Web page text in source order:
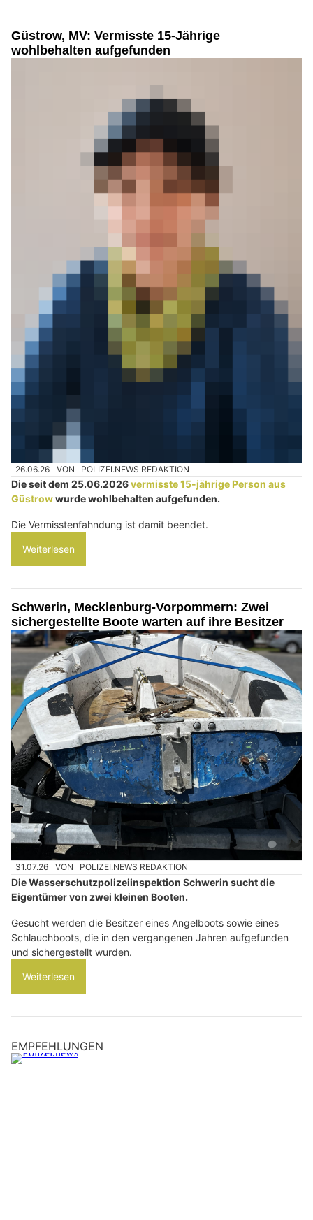
Güstrow, MV: Vermisste 15-Jährige
wohlbehalten aufgefunden
26.06.26 VON POLIZEI.NEWS REDAKTION
Die seit dem 25.06.2026vermisste 15-jährige Person aus
Güstrowwurde wohlbehalten aufgefunden.
Die Vermisstenfahndung ist damit beendet.
Weiterlesen
Schwerin, Mecklenburg-Vorpommern: Zwei
sichergestellte Boote warten auf ihre Besitzer
31.07.26 VON POLIZEI.NEWS REDAKTION
Die Wasserschutzpolizeiinspektion Schwerin sucht die
Eigentümer von zwei kleinen Booten.
Gesucht werden die Besitzer eines Angelboots sowie eines
Schlauchboots, die in den vergangenen Jahren aufgefunden
und sichergestellt wurden.
Weiterlesen
EMPFEHLUNGEN